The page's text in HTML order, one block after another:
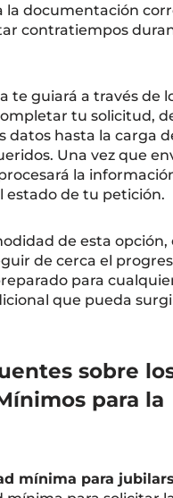
la documentación
contratiempos
te guiará a través de
tu solicitud,
datos hasta la carga
Una vez que
la
estado de tu petición.
de esta opción,
de cerca el
para
que pueda
sobre
para la
mínima para